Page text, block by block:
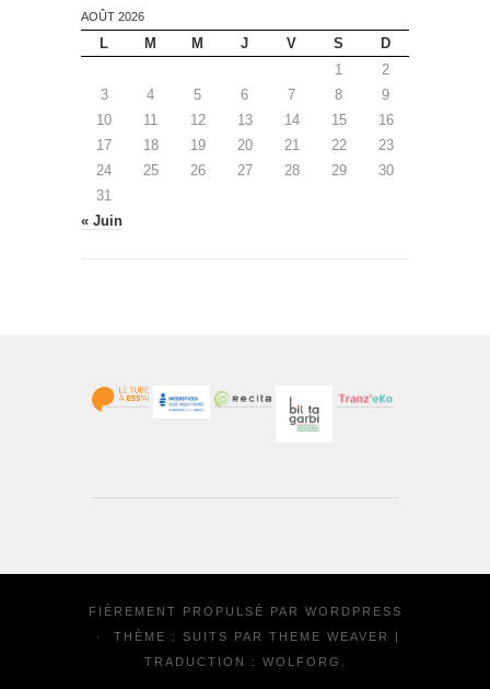
AOÛT 2026
L M M J V S
D
1
2
3
4 5 6 7 8
9
10
11 12 13 14 15
16
17
18 19 20 21 22
23
24
25 26 27 28 29
30
31
« Juin
FIÈREMENT PROPULSÉ PAR WORDPRESS
·
THÈME : SUITS PAR THEME WEAVER
|
TRADUCTION : WOLFORG